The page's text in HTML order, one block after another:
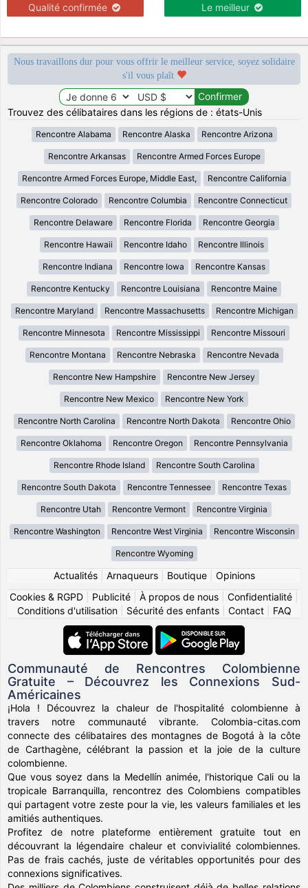
Qualité confirmée Le meilleur
Nous travaillons dur pour vous offrir le meilleur service, soyez solidaire
s'il vous plaît
Trouvez des célibataires dans les régions de : états-Unis
Rencontre Alabama Rencontre Alaska Rencontre Arizona
Rencontre Arkansas Rencontre Armed Forces Europe
Rencontre Armed Forces Europe, Middle East, Rencontre California
Rencontre Colorado Rencontre Columbia Rencontre Connecticut
Rencontre Delaware Rencontre Florida Rencontre Georgia
Rencontre Hawaii Rencontre Idaho Rencontre Illinois
Rencontre Indiana Rencontre Iowa Rencontre Kansas
Rencontre Kentucky Rencontre Louisiana Rencontre Maine
Rencontre Maryland Rencontre Massachusetts Rencontre Michigan
Rencontre Minnesota Rencontre Mississippi Rencontre Missouri
Rencontre Montana Rencontre Nebraska Rencontre Nevada
Rencontre New Hampshire Rencontre New Jersey
Rencontre New Mexico Rencontre New York
Rencontre North Carolina Rencontre North Dakota Rencontre Ohio
Rencontre Oklahoma Rencontre Oregon Rencontre Pennsylvania
Rencontre Rhode Island Rencontre South Carolina
Rencontre South Dakota Rencontre Tennessee Rencontre Texas
Rencontre Utah Rencontre Vermont Rencontre Virginia
Rencontre Washington Rencontre West Virginia Rencontre Wisconsin
Rencontre Wyoming
Actualités| Arnaqueurs| Boutique| Opinions
Cookies & RGPD
Publicité À propos de nous Confidentialité
Conditions d'utilisation| Sécurité des enfants| Contact| FAQ
Communauté de Rencontres Colombienne
Gratuite – Découvrez les Connexions Sud-
Américaines
¡Hola ! Découvrez la chaleur de l'hospitalité colombienne à
travers notre communauté vibrante. Colombia-citas.com
connecte des célibataires des montagnes de Bogotá à la côte
de Carthagène, célébrant la passion et la joie de la culture
colombienne.
Que vous soyez dans la Medellín animée, l'historique Cali ou la
tropicale Barranquilla, rencontrez des Colombiens compatibles
qui partagent votre zeste pour la vie, les valeurs familiales et les
amitiés authentiques.
Profitez de notre plateforme entièrement gratuite tout en
découvrant la légendaire chaleur et convivialité colombiennes.
Pas de frais cachés, juste de véritables opportunités pour des
connexions significatives.